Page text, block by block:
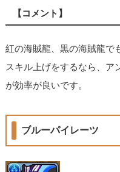
【コメント】
紅の海賊龍、黒の海賊龍で
スキル上げをするなら、ア
が効率が良いです。
ブルーパイレーツ